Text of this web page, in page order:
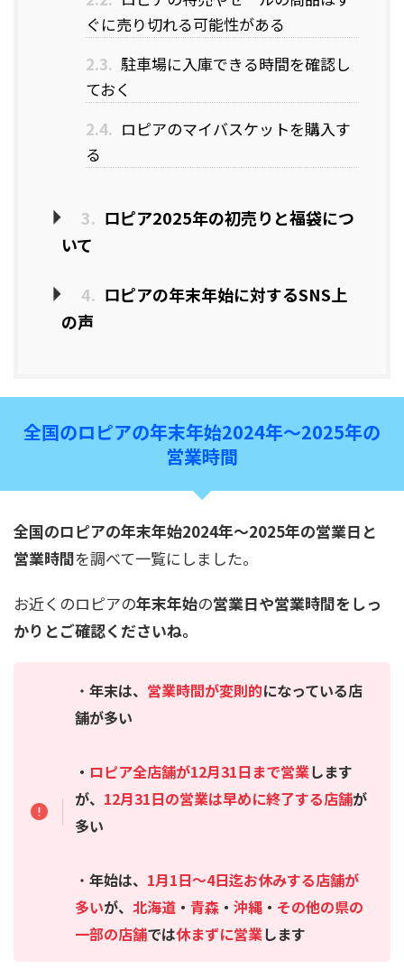
ぐに売り切れる可能性がある
2.3. 駐車場に入庫できる時間を確認し
ておく
2.4. ロピアのマイバスケットを購入す
る
3. ロピア2025年の初売りと福袋につ
いて
4. ロピアの年末年始に対するSNS上
の声
全国のロピアの年末年始2024年～2025年の
営業時間
全国のロピアの年末年始2024年～2025年の営業日と
営業時間を調べて一覧にしました。
お近くのロピアの年末年始の営業日や営業時間をしっ
かりとご確認くださいね。
・ 年末は、 営業時間が変則的になっている店
舗が多い
・ ロピア全店舗が12月31日まで営業します
が、 12月31日の営業は早めに終了する店舗が
多い
・ 年始は、 1月1日～4日迄お休みする店舗が
多いが、 北海道・ 青森・ 沖縄・ その他の県の
一部の店舗では休まずに営業します